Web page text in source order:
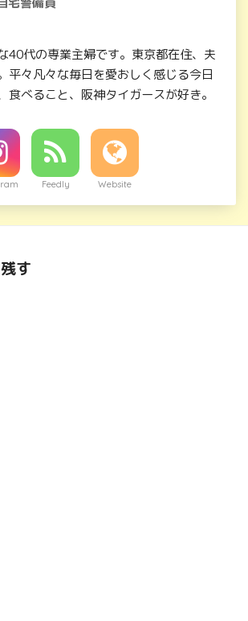
40代の専業主婦です。東京都在住、夫
平々凡々な毎日を愛おしく感じる今日
食べること、阪神タイガースが好き。
Feedly Website
す